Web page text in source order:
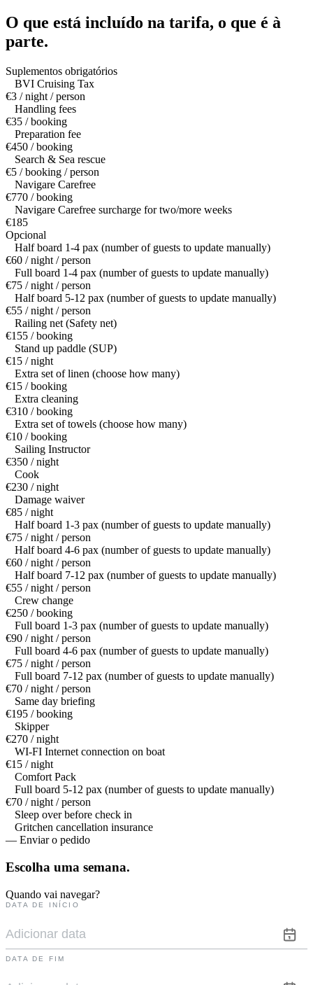
O que está incluído na tarifa, o que é à
parte.
Suplementos obrigatórios
BVI Cruising Tax
€3 / night / person
Handling fees
€35 / booking
Preparation fee
€450 / booking
Search & Sea rescue
€5 / booking / person
Navigare Carefree
€770 / booking
Navigare Carefree surcharge for two/more weeks
€185
Opcional
Half board 1-4 pax (number of guests to update manually)
€60 / night / person
Full board 1-4 pax (number of guests to update manually)
€75 / night / person
Half board 5-12 pax (number of guests to update manually)
€55 / night / person
Railing net (Safety net)
€155 / booking
Stand up paddle (SUP)
€15 / night
Extra set of linen (choose how many)
€15 / booking
Extra cleaning
€310 / booking
Extra set of towels (choose how many)
€10 / booking
Sailing Instructor
€350 / night
Cook
€230 / night
Damage waiver
€85 / night
Half board 1-3 pax (number of guests to update manually)
€75 / night / person
Half board 4-6 pax (number of guests to update manually)
€60 / night / person
Half board 7-12 pax (number of guests to update manually)
€55 / night / person
Crew change
€250 / booking
Full board 1-3 pax (number of guests to update manually)
€90 / night / person
Full board 4-6 pax (number of guests to update manually)
€75 / night / person
Full board 7-12 pax (number of guests to update manually)
€70 / night / person
Same day briefing
€195 / booking
Skipper
€270 / night
WI-FI Internet connection on boat
€15 / night
Comfort Pack
Full board 5-12 pax (number of guests to update manually)
€70 / night / person
Sleep over before check in
Gritchen cancellation insurance
— Enviar o pedido
Escolha uma semana.
Quando vai navegar?
DATA DE INÍCIO
DATA DE FIM